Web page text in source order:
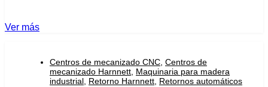
Ver más
Centros de mecanizado CNC, Centros de
mecanizado Harnnett, Maquinaria para madera
industrial, Retorno Harnnett, Retornos automáticos